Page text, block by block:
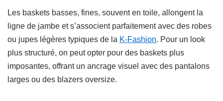
Les baskets basses, fines, souvent en toile, allongent la
ligne de jambe et s’associent parfaitement avec des robes
ou jupes légères typiques de la K-Fashion. Pour un look
plus structuré, on peut opter pour des baskets plus
imposantes, offrant un ancrage visuel avec des pantalons
larges ou des blazers oversize.